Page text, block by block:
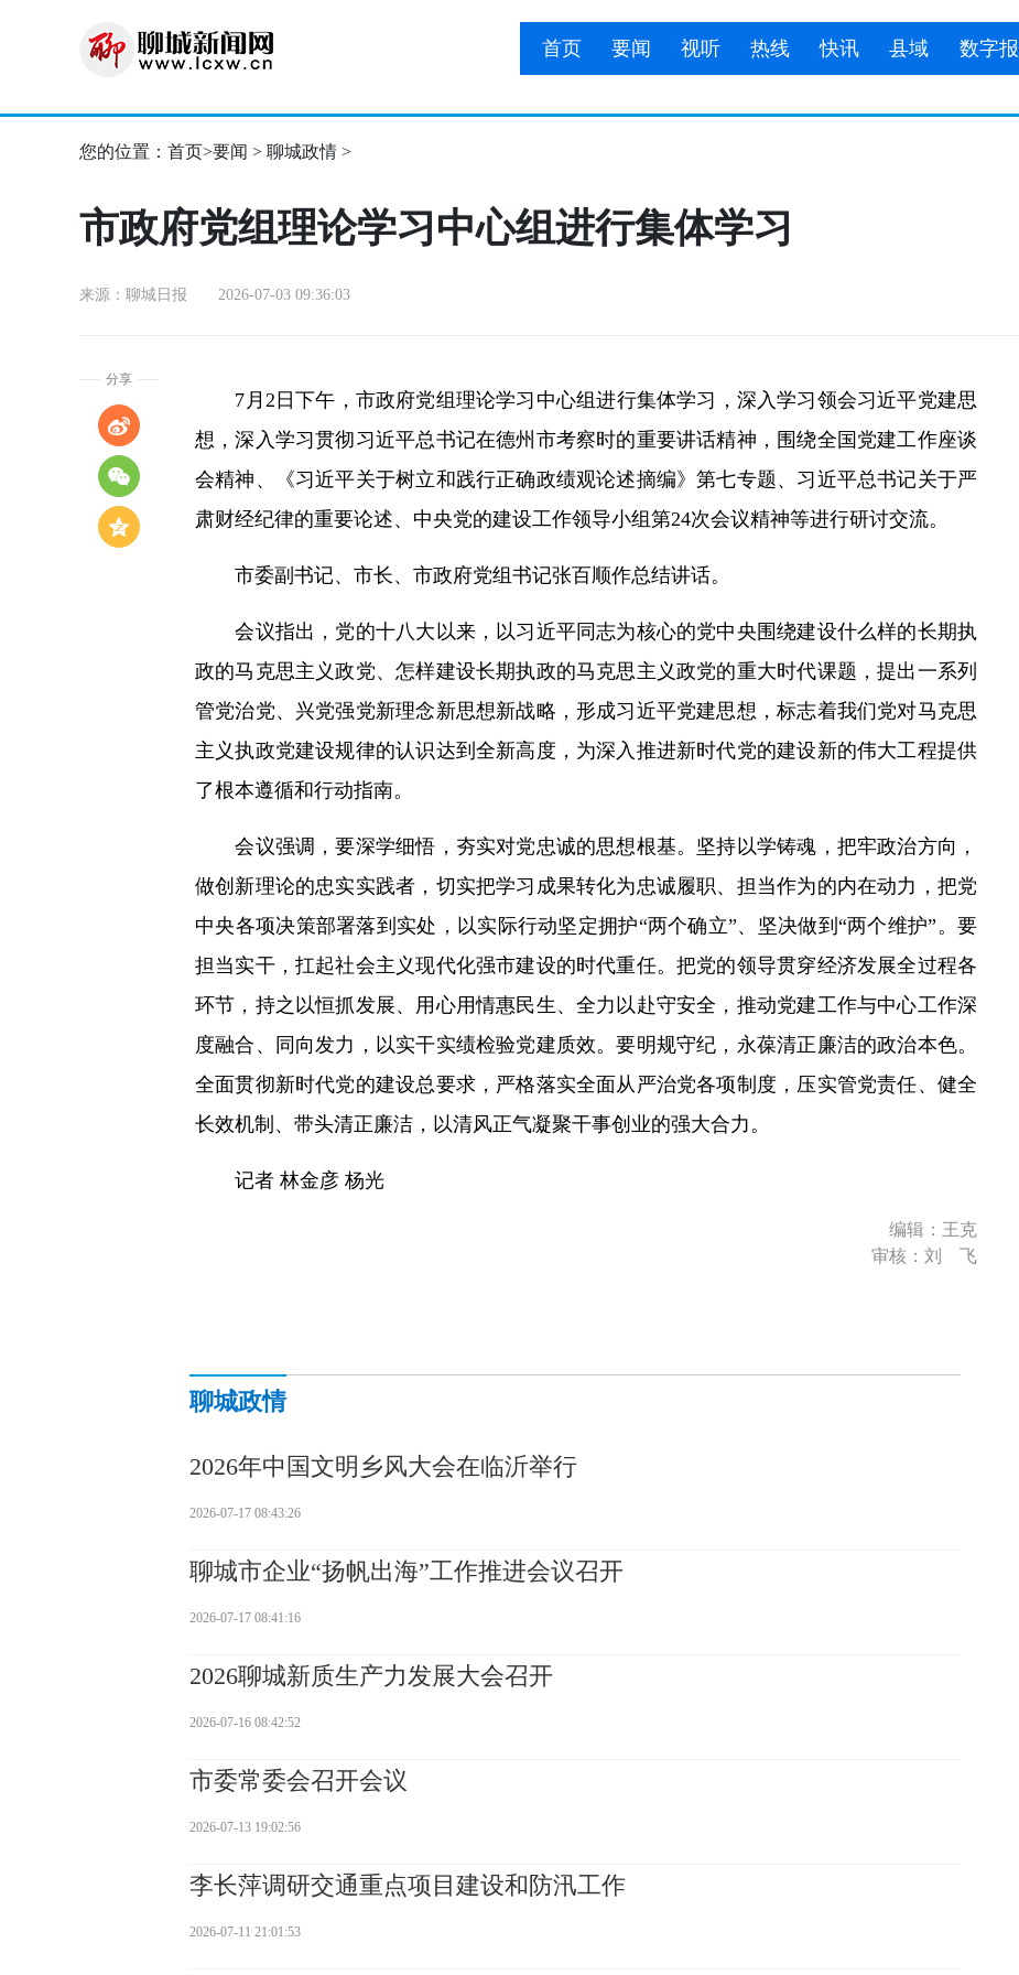
首页 要闻 视听 热线 快讯 县域 数字报
您的位置： 首页>要闻 > 聊城政情 >
市政府党组理论学习中心组进行集体学习
来源：聊城日报 2026-07-03 09:36:03
分享
7月2日下午，市政府党组理论学习中心组进行集体学习，深入学习领会习近平党建思
想，深入学习贯彻习近平总书记在德州市考察时的重要讲话精神，围绕全国党建工作座谈
会精神、《习近平关于树立和践行正确政绩观论述摘编》第七专题、习近平总书记关于严
肃财经纪律的重要论述、中央党的建设工作领导小组第24次会议精神等进行研讨交流。
市委副书记、市长、市政府党组书记张百顺作总结讲话。
会议指出，党的十八大以来，以习近平同志为核心的党中央围绕建设什么样的长期执
政的马克思主义政党、怎样建设长期执政的马克思主义政党的重大时代课题，提出一系列
管党治党、兴党强党新理念新思想新战略，形成习近平党建思想，标志着我们党对马克思
主义执政党建设规律的认识达到全新高度，为深入推进新时代党的建设新的伟大工程提供
了根本遵循和行动指南。
会议强调，要深学细悟，夯实对党忠诚的思想根基。坚持以学铸魂，把牢政治方向，
做创新理论的忠实实践者，切实把学习成果转化为忠诚履职、担当作为的内在动力，把党
中央各项决策部署落到实处，以实际行动坚定拥护“两个确立”、坚决做到“两个维护”。要
担当实干，扛起社会主义现代化强市建设的时代重任。把党的领导贯穿经济发展全过程各
环节，持之以恒抓发展、用心用情惠民生、全力以赴守安全，推动党建工作与中心工作深
度融合、同向发力，以实干实绩检验党建质效。要明规守纪，永葆清正廉洁的政治本色。
全面贯彻新时代党的建设总要求，严格落实全面从严治党各项制度，压实管党责任、健全
长效机制、带头清正廉洁，以清风正气凝聚干事创业的强大合力。
记者 林金彦 杨光
编辑：王克
审核：刘 飞
聊城政情
2026年中国文明乡风大会在临沂举行
2026-07-17 08:43:26
聊城市企业“扬帆出海”工作推进会议召开
2026-07-17 08:41:16
2026聊城新质生产力发展大会召开
2026-07-16 08:42:52
市委常委会召开会议
2026-07-13 19:02:56
李长萍调研交通重点项目建设和防汛工作
2026-07-11 21:01:53